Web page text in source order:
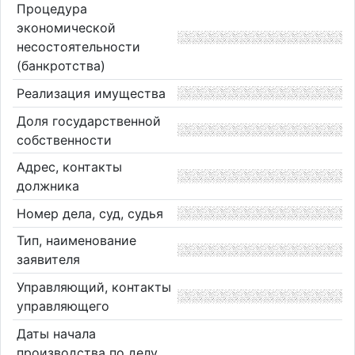
Процедура
экономической
несостоятельности
(банкротства)
Реализация имущества
Доля государственной
собственности
Адрес, контакты
должника
Номер дела, суд, судья
Тип, наименование
заявителя
Управляющий, контакты
управляющего
Даты начала